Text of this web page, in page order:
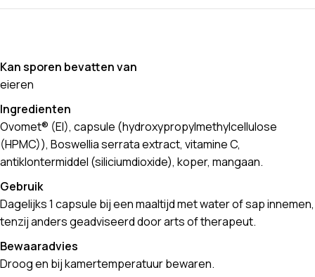
Kan sporen bevatten van
eieren
Ingredienten
Ovomet® (EI), capsule (hydroxypropylmethylcellulose
(HPMC)), Boswellia serrata extract, vitamine C,
antiklontermiddel (siliciumdioxide), koper, mangaan.
Gebruik
Dagelijks 1 capsule bij een maaltijd met water of sap innemen,
tenzij anders geadviseerd door arts of therapeut.
Bewaaradvies
Droog en bij kamertemperatuur bewaren.